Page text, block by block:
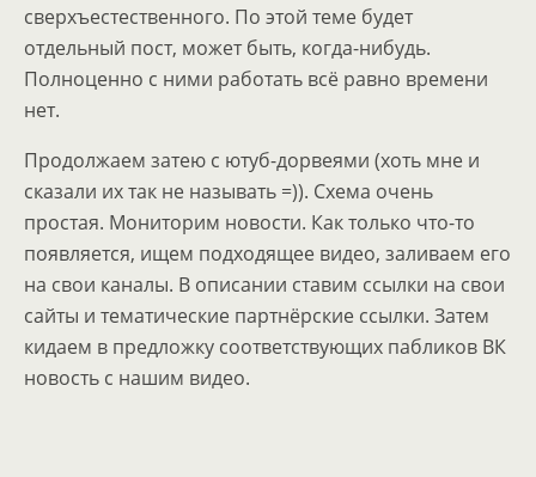
сверхъестественного. По этой теме будет
отдельный пост, может быть, когда-нибудь.
Полноценно с ними работать всё равно времени
нет.
Продолжаем затею с ютуб-дорвеями (хоть мне и
сказали их так не называть =)). Схема очень
простая. Мониторим новости. Как только что-то
появляется, ищем подходящее видео, заливаем его
на свои каналы. В описании ставим ссылки на свои
сайты и тематические партнёрские ссылки. Затем
кидаем в предложку соответствующих пабликов ВК
новость с нашим видео.